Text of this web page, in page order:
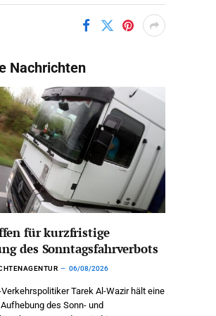
Nachrichten
für kurzfristige
des Sonntagsfahrverbots
06/08/2026
Verkehrspolitiker Tarek Al-Wazir hält eine
des Sonn- und